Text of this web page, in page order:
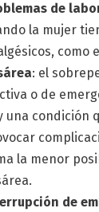
de
la mujer
como
: el
o de
una condición
la menor
de